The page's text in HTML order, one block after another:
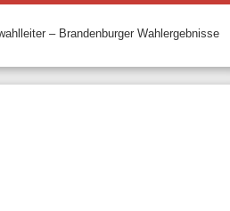
– Brandenburger Wahlergebnisse